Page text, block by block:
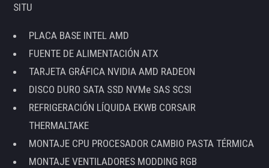
SITU
PLACA BASE INTEL AMD
FUENTE DE ALIMENTACIÓN ATX
TARJETA GRÁFICA NVIDIA AMD RADEON
DISCO DURO SATA SSD NVMe SAS SCSI
REFRIGERACIÓN LÍQUIDA EKWB CORSAIR
THERMALTAKE
MONTAJE CPU PROCESADOR CAMBIO PASTA TÉRMICA
MONTAJE VENTILADORES MODDING RGB